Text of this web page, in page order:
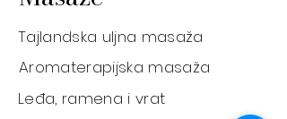
Tajlandska uljna masaža
Aromaterapijska masaža
Leđa, ramena i vrat